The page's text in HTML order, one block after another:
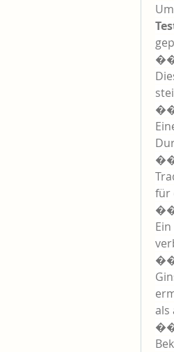
��
��
��
für
��
��
als
��